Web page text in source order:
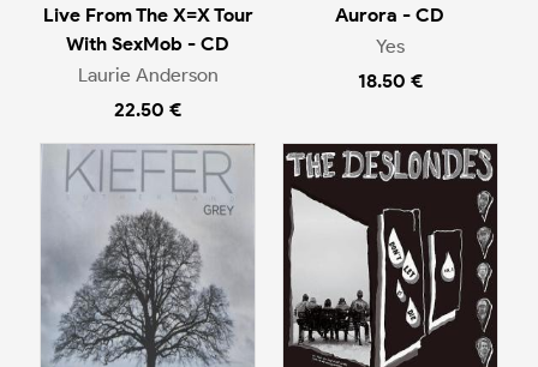
Live From The X=X Tour
With SexMob - CD
Laurie Anderson
22.50 €
Aurora - CD
Yes
18.50 €